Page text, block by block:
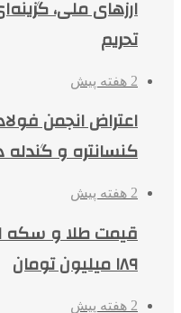
ارزهای ملی،
تحریم
2 هفته پیش
اعتراض انجمن
کنسانتره و گندله
2 هفته پیش
قیمت طلا و سکه
۱۸۹ میلیون تومان
2 هفته پیش